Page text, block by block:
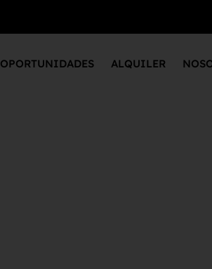
OPORTUNIDADES ALQUILER